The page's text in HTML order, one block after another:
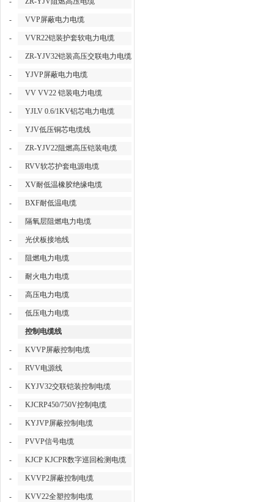
- VVP屏蔽电力电缆
- VVR22铠装护套软电力电缆
- ZR-YJV32铠装高压交联电力电缆
- YJVP屏蔽电力电缆
- VV VV22 铠装电力电缆
- YJLV 0.6/1KV铝芯电力电缆
- YJV低压铜芯电缆线
- ZR-YJV22阻燃高压铠装电缆
- RVV软芯护套电源电缆
- XV耐低温橡胶绝缘电缆
- BXF耐低温电缆
- 隔氧层阻燃电力电缆
- 光伏板接地线
- 阻燃电力电缆
- 耐火电力电缆
- 高压电力电缆
- 低压电力电缆
控制电缆线
- KVVP屏蔽控制电缆
- RVV电源线
- KYJV32交联铠装控制电缆
- KJCRP450/750V控制电缆
- KYJVP屏蔽控制电缆
- PVVP信号电缆
- KJCP KJCPR数字巡回检测电缆
- KVVP2屏蔽控制电缆
- KVV22全塑控制电缆